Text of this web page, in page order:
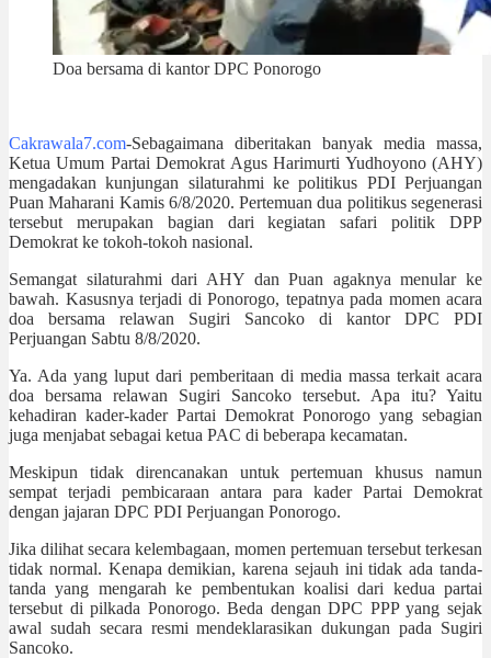
Doa bersama di kantor DPC Ponorogo
Cakrawala7.com-Sebagaimana diberitakan banyak media massa,
Ketua Umum Partai Demokrat Agus Harimurti Yudhoyono (AHY)
mengadakan kunjungan silaturahmi ke politikus PDI Perjuangan
Puan Maharani Kamis 6/8/2020. Pertemuan dua politikus segenerasi
tersebut merupakan bagian dari kegiatan safari politik DPP
Demokrat ke tokoh-tokoh nasional.
Semangat silaturahmi dari AHY dan Puan agaknya menular ke
bawah. Kasusnya terjadi di Ponorogo, tepatnya pada momen acara
doa bersama relawan Sugiri Sancoko di kantor DPC PDI
Perjuangan Sabtu 8/8/2020.
Ya. Ada yang luput dari pemberitaan di media massa terkait acara
doa bersama relawan Sugiri Sancoko tersebut. Apa itu? Yaitu
kehadiran kader-kader Partai Demokrat Ponorogo yang sebagian
juga menjabat sebagai ketua PAC di beberapa kecamatan.
Meskipun tidak direncanakan untuk pertemuan khusus namun
sempat terjadi pembicaraan antara para kader Partai Demokrat
dengan jajaran DPC PDI Perjuangan Ponorogo.
Jika dilihat secara kelembagaan, momen pertemuan tersebut terkesan
tidak normal. Kenapa demikian, karena sejauh ini tidak ada tanda-
tanda yang mengarah ke pembentukan koalisi dari kedua partai
tersebut di pilkada Ponorogo. Beda dengan DPC PPP yang sejak
awal sudah secara resmi mendeklarasikan dukungan pada Sugiri
Sancoko.